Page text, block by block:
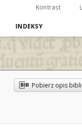
Kontrast
INDEKSY
Pobierz opis